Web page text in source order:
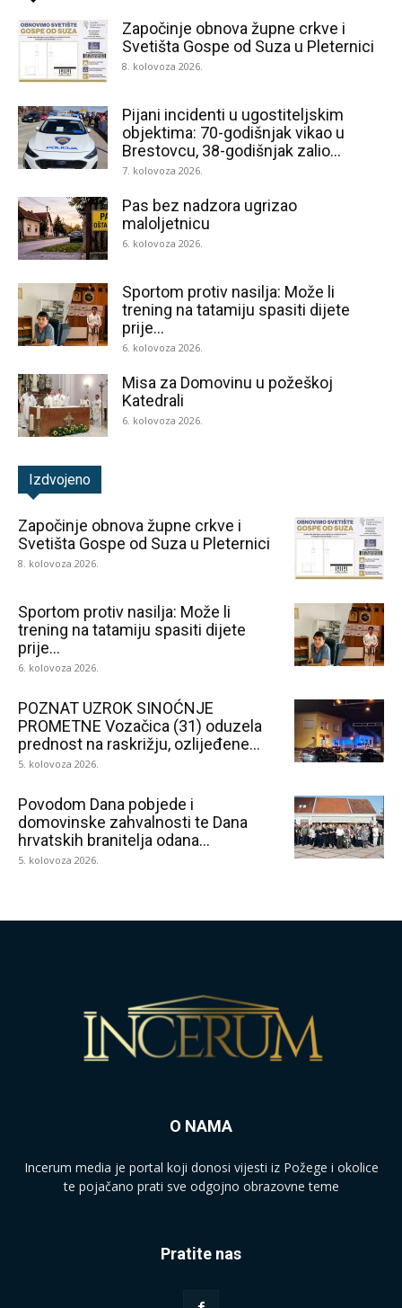
Započinje obnova župne crkve i
Svetišta Gospe od Suza u Pleternici
8. kolovoza 2026.
Pijani incidenti u ugostiteljskim
objektima: 70-godišnjak vikao u
Brestovcu, 38-godišnjak zalio...
7. kolovoza 2026.
Pas bez nadzora ugrizao
maloljetnicu
6. kolovoza 2026.
Sportom protiv nasilja: Može li
trening na tatamiju spasiti dijete
prije...
6. kolovoza 2026.
Misa za Domovinu u požeškoj
Katedrali
6. kolovoza 2026.
Izdvojeno
Započinje obnova župne crkve i
Svetišta Gospe od Suza u Pleternici
8. kolovoza 2026.
Sportom protiv nasilja: Može li
trening na tatamiju spasiti dijete
prije...
6. kolovoza 2026.
POZNAT UZROK SINOĆNJE
PROMETNE Vozačica (31) oduzela
prednost na raskrižju, ozlijeđene...
5. kolovoza 2026.
Povodom Dana pobjede i
domovinske zahvalnosti te Dana
hrvatskih branitelja odana...
5. kolovoza 2026.
O NAMA
Incerum media je portal koji donosi vijesti iz Požege i okolice
te pojačano prati sve odgojno obrazovne teme
Pratite nas